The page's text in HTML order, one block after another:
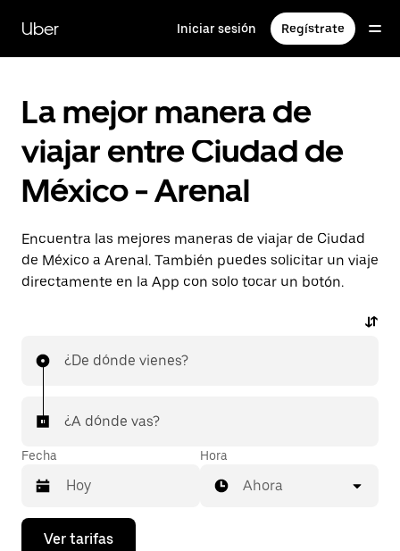
contenido
principal
Uber Iniciar sesión Regístrate
La mejor manera de
viajar entre Ciudad de
México - Arenal
Encuentra las mejores maneras de viajar de Ciudad
de México a Arenal. También puedes solicitar un viaje
directamente en la App con solo tocar un botón.
¿De dónde vienes?
¿A dónde vas?
Fecha
Presiona
Hora
Ahora
Ver tarifas